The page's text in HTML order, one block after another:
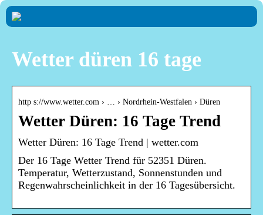
Wetter düren 16 tage
http s://www.wetter.com › … › Nordrhein-Westfalen › Düren
Wetter Düren: 16 Tage Trend
Wetter Düren: 16 Tage Trend | wetter.com
Der 16 Tage Wetter Trend für 52351 Düren.
Temperatur, Wetterzustand, Sonnenstunden und
Regenwahrscheinlichkeit in der 16 Tagesübersicht.